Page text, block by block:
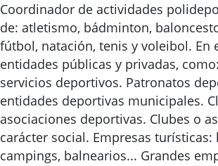
Coordinador de actividades
de: atletismo, bádminton,
fútbol, natación, tenis y voleibol. En
entidades públicas y privadas,
servicios deportivos. Patronatos
entidades deportivas municipales.
asociaciones deportivas. Clubes o
carácter social. Empresas turísticas:
campings, balnearios... Grandes